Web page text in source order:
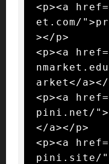
<p><a
et.com/
></p>
<p><a
arket</a></
<p><a
pini.net/
</a></p>
<p><a
pini.site/